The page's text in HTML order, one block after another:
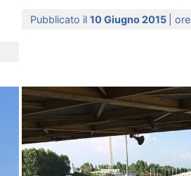
Pubblicato il 10 Giugno 2015 | ore